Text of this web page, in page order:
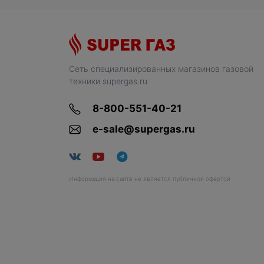
Сеть специализированных магазинов газовой
техники supergas.ru
8-800-551-40-21
e-sale@supergas.ru
Информация на сайте не является публичной офертой